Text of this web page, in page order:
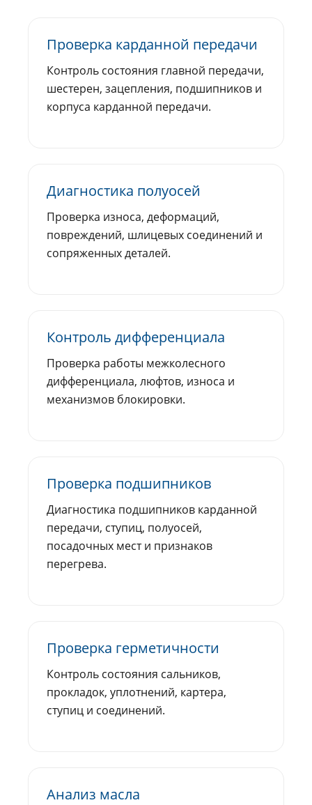
Проверка карданной передачи
Контроль состояния главной передачи,
шестерен, зацепления, подшипников и
корпуса карданной передачи.
Диагностика полуосей
Проверка износа, деформаций,
повреждений, шлицевых соединений и
сопряженных деталей.
Контроль дифференциала
Проверка работы межколесного
дифференциала, люфтов, износа и
механизмов блокировки.
Проверка подшипников
Диагностика подшипников карданной
передачи, ступиц, полуосей,
посадочных мест и признаков
перегрева.
Проверка герметичности
Контроль состояния сальников,
прокладок, уплотнений, картера,
ступиц и соединений.
Анализ масла